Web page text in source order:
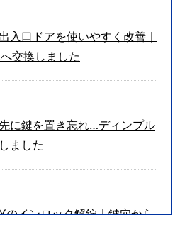
入口ドアを使いやすく改善｜
交換しました
に鍵を置き忘れ…ディンプル
ました
のインロック解錠｜鍵穴から